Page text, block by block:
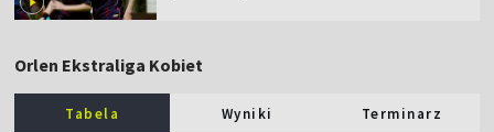
Orlen Ekstraliga Kobiet
Tabela Wyniki Terminarz